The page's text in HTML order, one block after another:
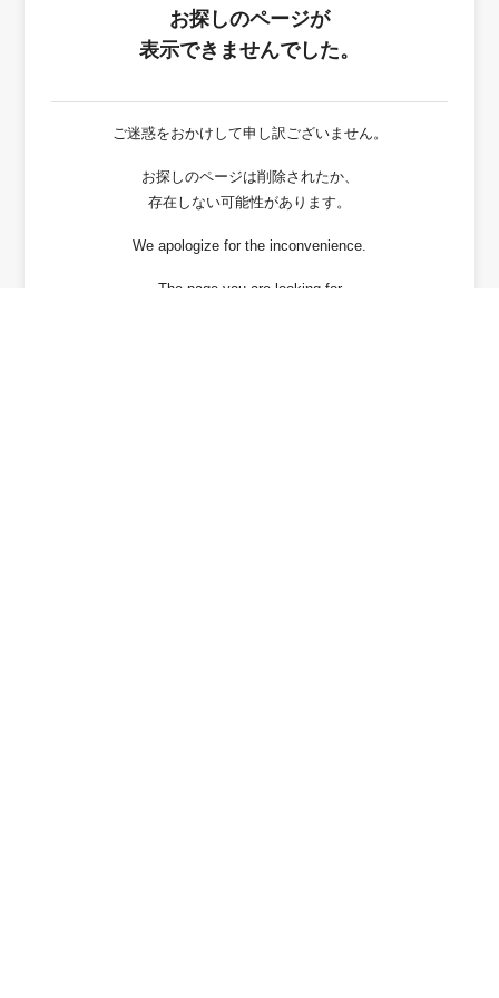
お探しのページが
表示できませんでした。
ご迷惑をおかけして申し訳ございません。
お探しのページは削除されたか、
存在しない可能性があります。
We apologize for the inconvenience.
The page you are looking for